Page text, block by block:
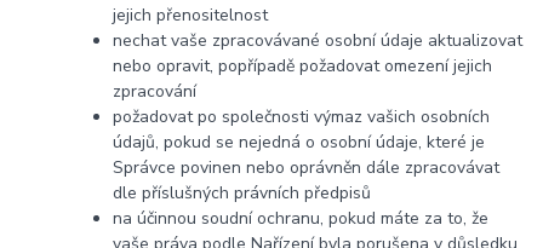
jejich přenositelnost
nechat vaše zpracovávané osobní údaje aktualizovat
nebo opravit, popřípadě požadovat omezení jejich
zpracování
požadovat po společnosti výmaz vašich osobních
údajů, pokud se nejedná o osobní údaje, které je
Správce povinen nebo oprávněn dále zpracovávat
dle příslušných právních předpisů
na účinnou soudní ochranu, pokud máte za to, že